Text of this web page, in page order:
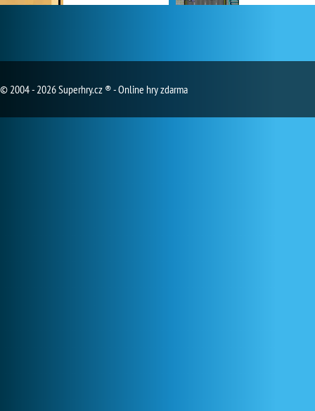
© 2004 - 2026 Superhry.cz ® - Online hry zdarma